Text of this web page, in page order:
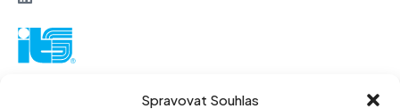
Spravovat Souhlas